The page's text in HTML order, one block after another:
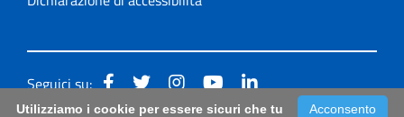
Seguici su:
Acconsento
Utilizziamo i cookie per essere sicuri che tu